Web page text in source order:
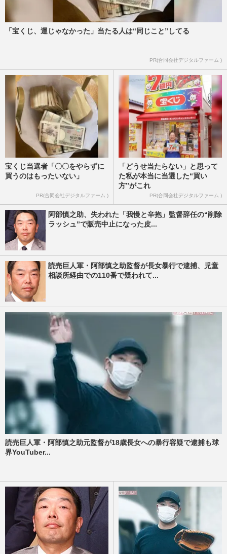
「宝くじ、運じゃなかった」当たる人は“同じこと”してる
PR(合同会社デジタルファーム )
宝くじ当選者「〇〇をやらずに
買うのはもったいない」
PR(合同会社デジタルファーム )
「どうせ当たらない」と思って
た私が本当に当選した“買い
方”がこれ
PR(合同会社デジタルファーム )
阿部慎之助、失われた「我慢と辛抱」監督辞任の“削除
ラッシュ”で販売中止になった皮...
読売巨人軍・阿部慎之助監督が長女暴行で逮捕、児童
相談所経由での110番で疑われて...
読売巨人軍・阿部慎之助元監督が18歳長女への暴行容疑で逮捕も球
界YouTuber...